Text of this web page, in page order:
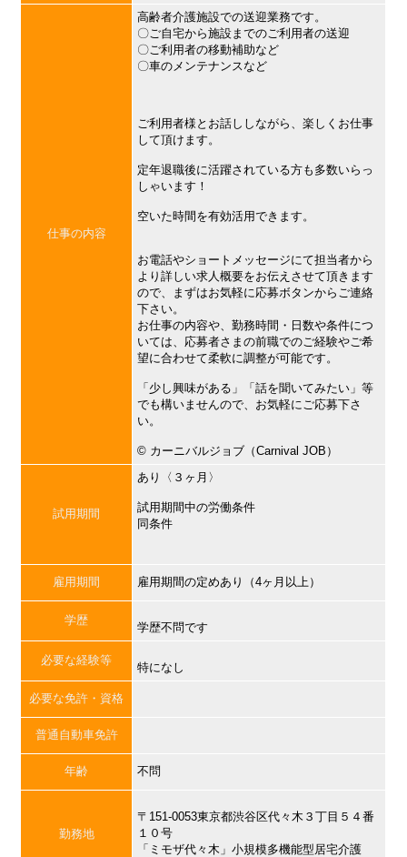
仕事の内容
高齢者介護施設での送迎業務です。
〇ご自宅から施設までのご利用者の送迎
〇ご利用者の移動補助など
〇車のメンテナンスなど
ご利用者様とお話ししながら、楽しくお仕事
して頂けます。
定年退職後に活躍されている方も多数いらっ
しゃいます！
空いた時間を有効活用できます。
お電話やショートメッセージにて担当者から
より詳しい求人概要をお伝えさせて頂きます
ので、まずはお気軽に応募ボタンからご連絡
下さい。
お仕事の内容や、勤務時間・日数や条件につ
いては、応募者さまの前職でのご経験やご希
望に合わせて柔軟に調整が可能です。
「少し興味がある」「話を聞いてみたい」等
でも構いませんので、お気軽にご応募下さ
い。
©︎ カーニバルジョブ（Carnival JOB）
試用期間
あり〈３ヶ月〉
試用期間中の労働条件
同条件
雇用期間 雇用期間の定めあり（4ヶ月以上）
学歴
学歴不問です
必要な経験等
特になし
必要な免許・資格
普通自動車免許
年齢 不問
勤務地
〒151-0053東京都渋谷区代々木３丁目５４番
１０号
「ミモザ代々木」小規模多機能型居宅介護